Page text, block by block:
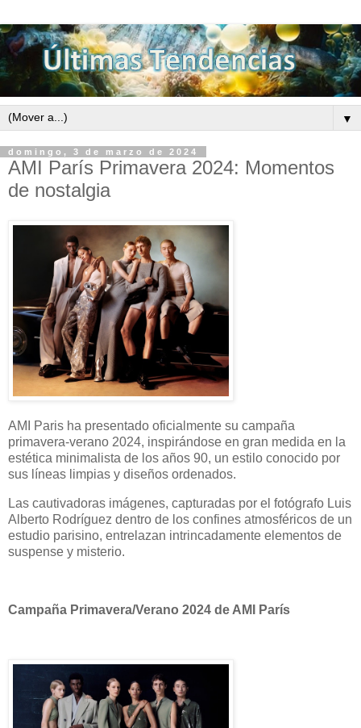
▼
domingo, 3 de marzo de 2024
AMI París Primavera 2024: Momentos
de nostalgia
AMI Paris ha presentado oficialmente su campaña
primavera-verano 2024, inspirándose en gran medida en la
estética minimalista de los años 90, un estilo conocido por
sus líneas limpias y diseños ordenados.
Las cautivadoras imágenes, capturadas por el fotógrafo Luis
Alberto Rodríguez dentro de los confines atmosféricos de un
estudio parisino, entrelazan intrincadamente elementos de
suspense y misterio.
Campaña Primavera/Verano 2024 de AMI París